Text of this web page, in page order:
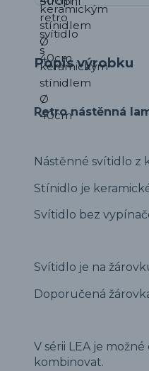
Popis výrobku
Retro nástěnná
Nástěnné svítidlo z
Stínidlo je
Svítidlo bez
Svítidlo je na
Doporučená
V sérii LEA je
kombinovat.